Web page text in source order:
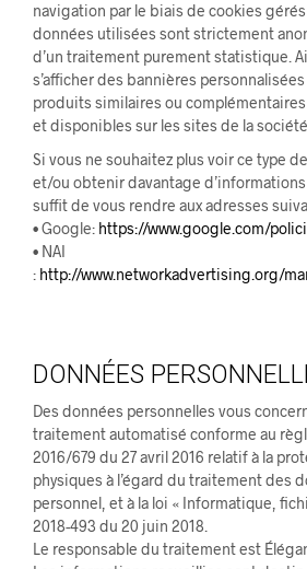
navigation par le biais de cookies
données utilisées sont strictement
d’un traitement purement statistique.
s’afficher des bannières
produits similaires ou
et disponibles sur les sites de la société
Si vous ne souhaitez plus voir ce type
et/ou obtenir davantage
suffit de vous rendre aux adresses
• Google: https://www.google.com/
• NAI
: http://www.networkadvertising.org/
DONNÉES
Des données personnelles vous
traitement automatisé conforme au
2016/679 du 27 avril 2016 relatif à la
physiques à l’égard du traitement des
personnel, et à la loi « Informatique,
2018-493 du 20 juin 2018.
Le responsable du traitement est